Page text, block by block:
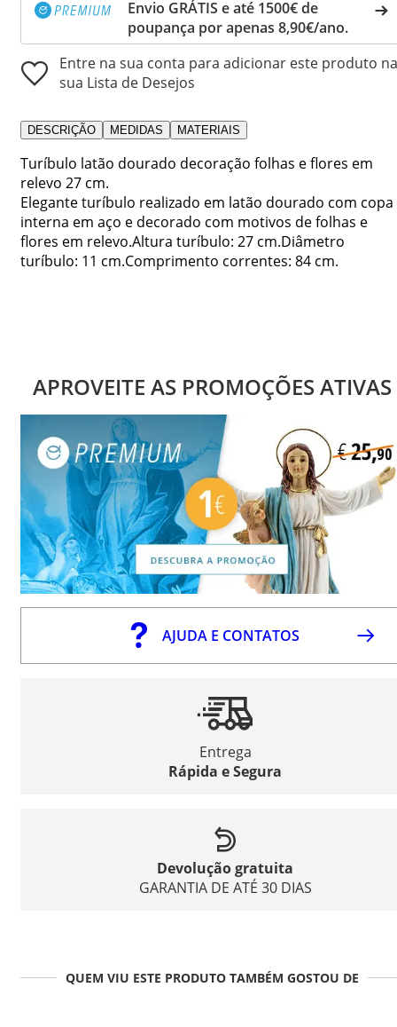
Envio GRÁTIS e até 1500€ de
poupança por apenas 8,90€/ano.
Entre na sua conta para adicionar este produto na
sua Lista de Desejos
DESCRIÇÃO MEDIDAS MATERIAIS
Turíbulo latão dourado decoração folhas e flores em
relevo 27 cm.
Elegante turíbulo realizado em latão dourado com copa
interna em aço e decorado com motivos de folhas e
flores em relevo.Altura turíbulo: 27 cm.Diâmetro
turíbulo: 11 cm.Comprimento correntes: 84 cm.
APROVEITE AS PROMOÇÕES ATIVAS
AJUDA E CONTATOS
Entrega
Rápida e Segura
Devolução gratuita
GARANTIA DE ATÉ 30 DIAS
QUEM VIU ESTE PRODUTO TAMBÉM GOSTOU DE